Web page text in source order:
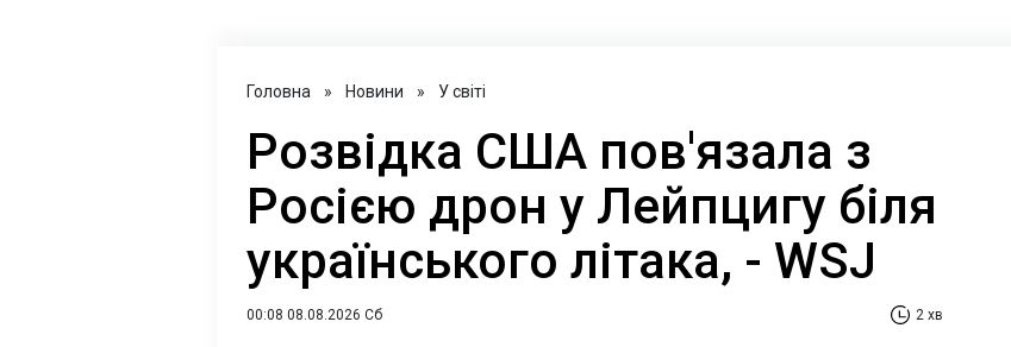
Головна » Новини » У світі
Розвідка США пов'язала з
Росією дрон у Лейпцигу біля
українського літака, - WSJ
00:08 08.08.2026 Сб 2 хв